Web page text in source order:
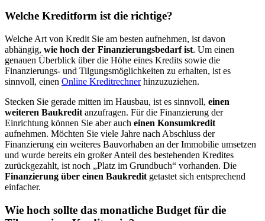
Welche Kreditform ist die richtige?
Welche Art von Kredit Sie am besten aufnehmen, ist davon
abhängig, wie hoch der Finanzierungsbedarf ist. Um einen
genauen Überblick über die Höhe eines Kredits sowie die
Finanzierungs- und Tilgungsmöglichkeiten zu erhalten, ist es
sinnvoll, einen Online Kreditrechnerhinzuzuziehen.
Stecken Sie gerade mitten im Hausbau, ist es sinnvoll, einen
weiteren Baukredit anzufragen. Für die Finanzierung der
Einrichtung können Sie aber auch einen Konsumkredit
aufnehmen. Möchten Sie viele Jahre nach Abschluss der
Finanzierung ein weiteres Bauvorhaben an der Immobilie umsetzen
und wurde bereits ein großer Anteil des bestehenden Kredites
zurückgezahlt, ist noch „Platz im Grundbuch“ vorhanden. Die
Finanzierung über einen Baukredit getastet sich entsprechend
einfacher.
Wie hoch sollte das monatliche Budget für die